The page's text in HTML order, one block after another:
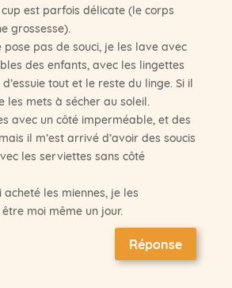
est parfois délicate (le corps
grossesse).
pas de souci, je les lave avec
des enfants, avec les lingettes
tout et le reste du linge. Si il
les mets à sécher au soleil.
avec un côté imperméable, et des
il m’est arrivé d’avoir des soucis
les serviettes sans côté
acheté les miennes, je les
moi même un jour.
Réponse